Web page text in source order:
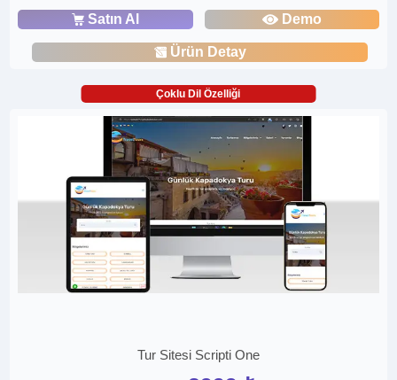
Satın Al Demo
Ürün Detay
Çoklu Dil Özelliği
Tur Sitesi Scripti One